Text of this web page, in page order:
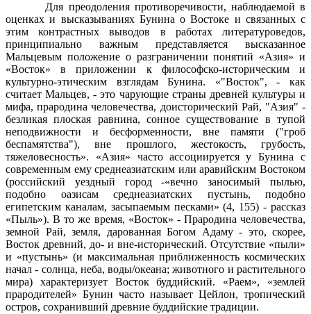
Для преодоления противоречивости, наблюдаемой в
оценках и высказываниях Бунина о Востоке и связанных с
этим контрастных выводов в работах литературоведов,
принципиально важным представляется высказанное
Мальцевым положение о разграничении понятий «Азия» и
«Восток» в приложении к философско-историческим и
культурно-этическим взглядам Бунина. «"Восток", - как
считает Мальцев, - это чарующие страны древней культуры и
мифа, прародина человечества, доисторический Рай, "Азия" -
безликая плоская равнина, сонное существование в тупой
неподвижности и бесформенности, вне памяти ("гроб
беспамятства"), вне прошлого, жестокость, грубость,
тяжеловесность». «Азия» часто ассоциируется у Бунина с
современным ему среднеазиатским или аравийским Востоком
(российский уездный город -«вечно заносимый пылью,
подобно оазисам среднеазиатских пустынь, подобно
египетским каналам, засыпаемым песками» (4, 155) - рассказ
«Пыль»). В то же время, «Восток» - Прародина человечества,
земной Рай, земля, дарованная Богом Адаму - это, скорее,
Восток древний, до- и вне-исторический. Отсутствие «пыли»
и «пустынь» (и максимальная приближенность космических
начал - солнца, неба, воды/океана; животного и растительного
мира) характеризует Восток буддийский. «Раем», «землей
прародителей» Бунин часто называет Цейлон, тропический
остров, сохранивший древние буддийские традиции.